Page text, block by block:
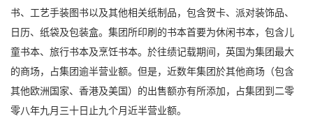
书、工艺手装图书以及其他相关纸制品，包含贺卡、派对装饰品、
日历、纸袋及包装盒。集团所印刷的书本首要为休闲书本，包含儿
童书本、旅行书本及烹饪书本。於往绩记载期间，英国为集团最大
的商场，占集团逾半营业额。但是，近数年集团於其他商场（包含
其他欧洲国家、香港及美国）的出售额亦有所添加，占集团到二零
零八年九月三十日止九个月近半营业额。